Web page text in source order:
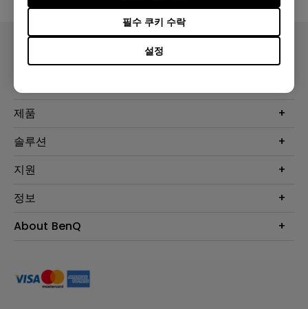
설정
필수 쿠키 수락
제품
프로젝터
조명
솔루션
Eye-Care 모니터
e스포츠
비즈니스 디스플레이
지원
문의
서비스센터
정보
프로젝터 거리계산기
About BenQ
사회적 책임
뉴스